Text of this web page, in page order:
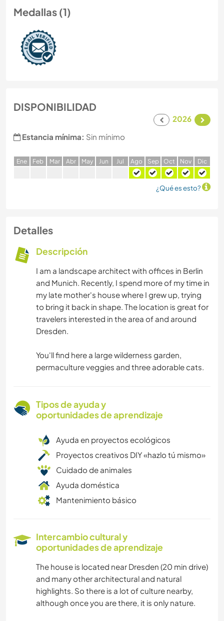
Medallas (1)
DISPONIBILIDAD
2026
Estancia mínima: Sin mínimo
Ene Feb Mar Abr May Jun Jul Ago Sep Oct Nov Dic
¿Qué es esto?
Detalles
Descripción
I am a landscape architect with offices in Berlin
and Munich. Recently, I spend more of my time in
my late mother's house where I grew up, trying
to bring it back in shape. The location is great for
travelers interested in the area of and around
Dresden.
You'll find here a large wilderness garden,
permaculture veggies and three adorable cats.
Tipos de ayuda y
oportunidades de aprendizaje
Ayuda en proyectos ecológicos
Proyectos creativos DIY «hazlo tú mismo»
Cuidado de animales
Ayuda doméstica
Mantenimiento básico
Intercambio cultural y
oportunidades de aprendizaje
The house is located near Dresden (20 min drive)
and many other architectural and natural
highlights. So there is a lot of culture nearby,
although once you are there, it is only nature.